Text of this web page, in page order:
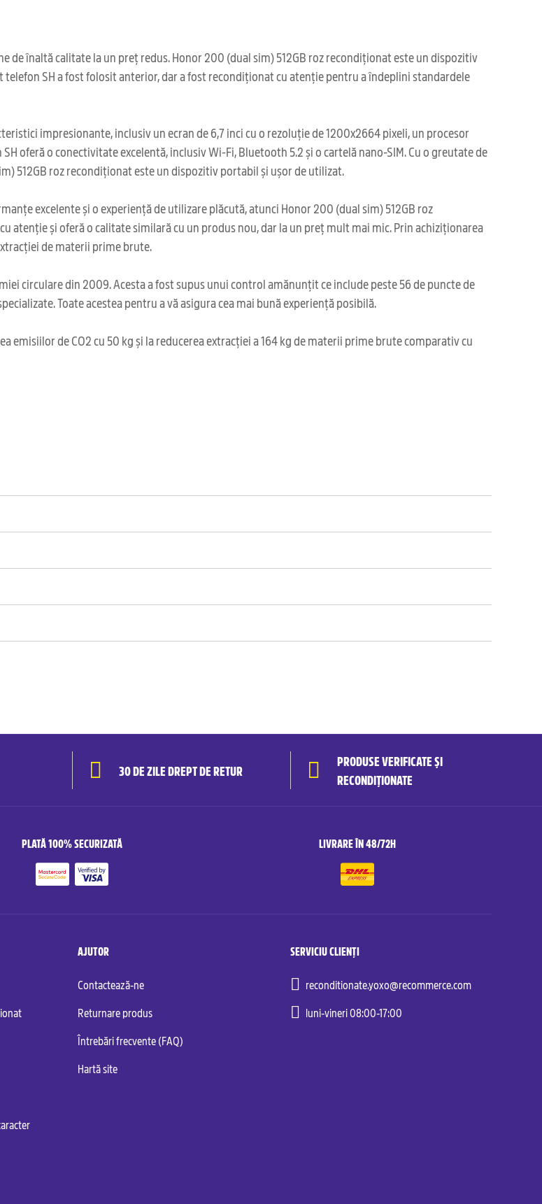
înaltă calitate la un preț redus. Honor 200 (dual sim) 512GB roz recondiționat este un dispozitiv
SH a fost folosit anterior, dar a fost recondiționat cu atenție pentru a îndeplini standardele
impresionante, inclusiv un ecran de 6,7 inci cu o rezoluție de 1200x2664 pixeli, un procesor
oferă o conectivitate excelentă, inclusiv Wi-Fi, Bluetooth 5.2 și o cartelă nano-SIM. Cu o greutate de
512GB roz recondiționat este un dispozitiv portabil și ușor de utilizat.
excelente și o experiență de utilizare plăcută, atunci Honor 200 (dual sim) 512GB roz
atenție și oferă o calitate similară cu un produs nou, dar la un preț mult mai mic. Prin achiziționarea
de materii prime brute.
circulare din 2009. Acesta a fost supus unui control amănunțit ce include peste 56 de puncte de
Toate acestea pentru a vă asigura cea mai bună experiență posibilă.
de CO2 cu 50 kg și la reducerea extracției a 164 kg de materii prime brute comparativ cu
30 DE ZILE DREPT DE RETUR
PRODUSE VERIFICATE ȘI
RECONDIȚIONATE
PLATĂ 100% SECURIZATĂ LIVRARE ÎN 48/72H
AJUTOR
Contactează-ne
Returnare produs
Întrebări frecvente (FAQ)
Hartă site
SERVICIU CLIENȚI
reconditionate.yoxo@recommerce.com
luni-vineri 08:00-17:00